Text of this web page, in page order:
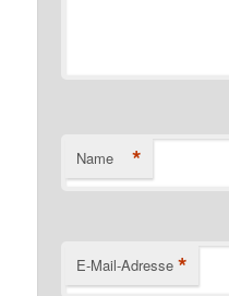
Name *
E-Mail-Adresse *